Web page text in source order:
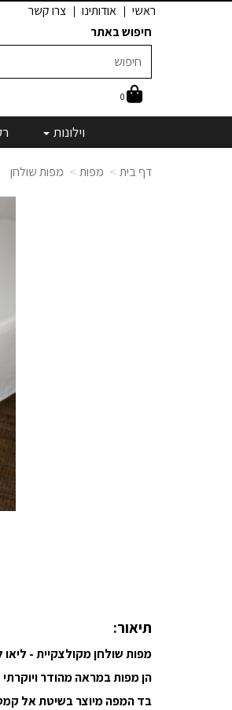
ראשי אודותינו
צרו קשר
חיפוש באתר
0
וילונות
דף בית מפות מפות שולחן
תיאור:
מפות שולחן מקולצקיית - ליאו
הן מפות במראה מהודר
בד המפה מיוצר בשיטת אל